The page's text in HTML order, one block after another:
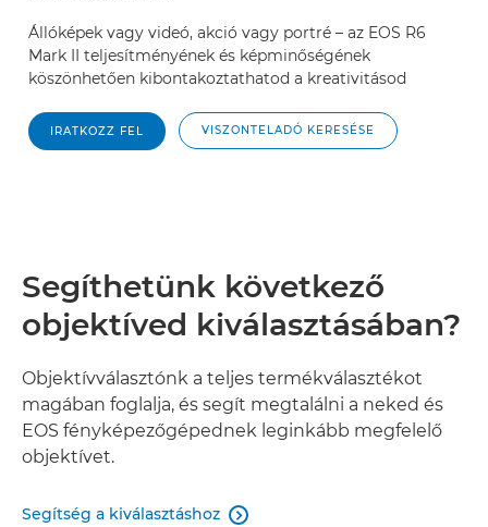
Állóképek vagy videó, akció vagy portré – az EOS R6
Mark II teljesítményének és képminőségének
köszönhetően kibontakoztathatod a kreativitásod
IRATKOZZ FEL VISZONTELADÓ KERESÉSE
Segíthetünk következő
objektíved kiválasztásában?
Objektívválasztónk a teljes termékválasztékot
magában foglalja, és segít megtalálni a neked és
EOS fényképezőgépednek leginkább megfelelő
objektívet.
Segítség a kiválasztáshoz 